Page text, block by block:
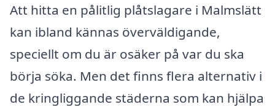
Att hitta en pålitlig plåtslagare i Malmslätt
kan ibland kännas överväldigande,
speciellt om du är osäker på var du ska
börja söka. Men det finns flera alternativ i
de kringliggande städerna som kan hjälpa